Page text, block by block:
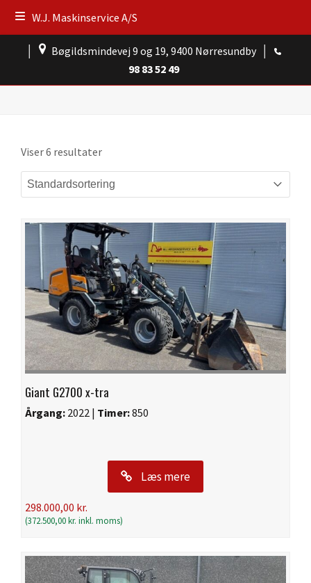
W.J. Maskinservice A/S
Bøgildsmindevej 9 og 19, 9400 Nørresundby
98 83 52 49
Viser 6 resultater
Giant G2700 x-tra
Årgang: 2022 | Timer:850
Læs mere
298.000,00 kr.
(372.500,00kr. inkl. moms)